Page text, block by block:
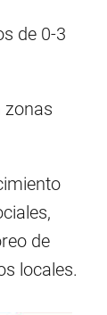
de 0-3
zonas
de
locales.